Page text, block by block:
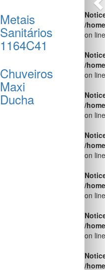
Metais
Sanitários
1164C41
Chuveiros
Maxi
Ducha
/
on line
/
on line
/
on line
/
on line
/
on line
/
on line
/